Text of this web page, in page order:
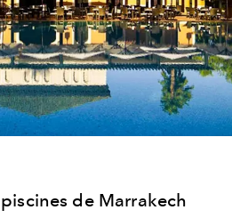
de Marrakech